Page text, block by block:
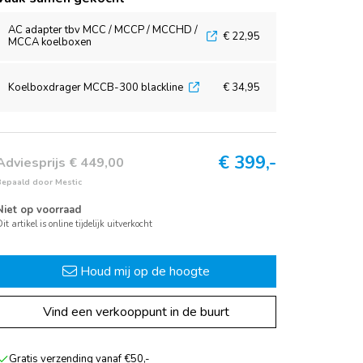
AC adapter tbv MCC / MCCP / MCCHD /
MCCA koelboxen
€ 22,95
Koelboxdrager MCCB-300 blackline € 34,95
€ 449,00
door Mestic
€ 399,-
op voorraad
artikel is online tijdelijk uitverkocht
Houd mij op de hoogte
Vind een verkooppunt in de buurt
Gratis verzending vanaf €50,-